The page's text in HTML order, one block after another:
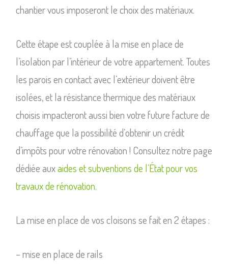
chantier vous imposeront le choix des matériaux.
Cette étape est couplée à la mise en place de
l’isolation par l’intérieur de votre appartement. Toutes
les parois en contact avec l’extérieur doivent être
isolées, et la résistance thermique des matériaux
choisis impacteront aussi bien votre future facture de
chauffage que la possibilité d’obtenir un crédit
d’impôts pour votre rénovation ! Consultez notre page
dédiée auxaides et subventions de l’État pour vos
travaux de rénovation.
La mise en place de vos cloisons se fait en 2 étapes :
– mise en place de rails